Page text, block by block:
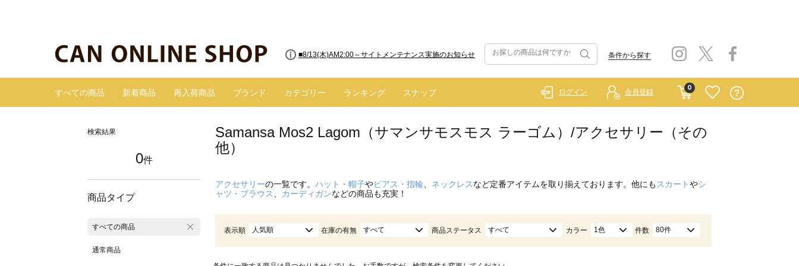
■8/13(木)AM2:00～サイトメンテナンス実施のお知らせ 条件から探す
すべての商品 新着商品 再入荷商品 ブランド カテゴリー ランキング スナップ
0
ログイン 会員登録
検索結果
0件
商品タイプ
すべての商品
通常商品
Samansa Mos2 Lagom（サマンサモスモス ラーゴム）/アクセサリー（その
他）
アクセサリーの一覧です。 ハット・帽子やピアス・指輪 ネックレスなど定番アイテムを取り揃えております。他にも スカートやシ
ャツ・ブラウス
カーディガンなどの商品も充実！
表示順 人気順 在庫の有無 すべて 商品ステータス すべて カラー 1色 件数 80件